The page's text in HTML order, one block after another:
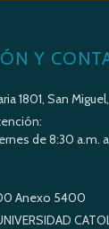
Y
1801, San
de 8:30 a.m.
Anexo 5400